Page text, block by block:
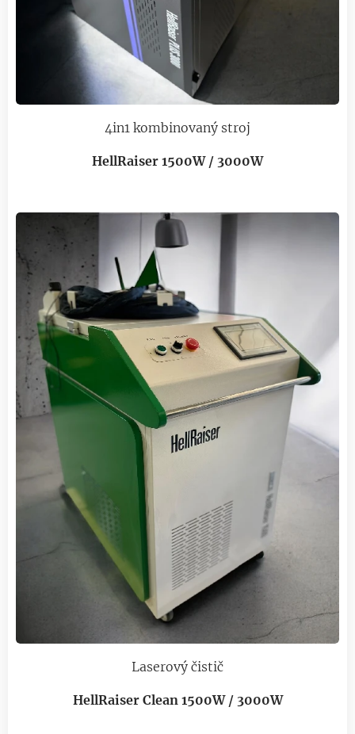
4in1 kombinovaný stroj
HellRaiser 1500W / 3000W
Laserový čistič
HellRaiser Clean 1500W / 3000W